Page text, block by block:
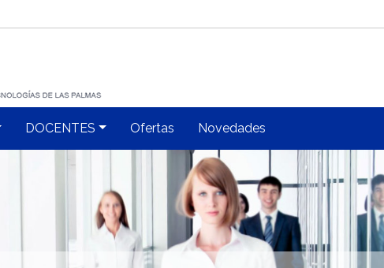
DOCENTES Ofertas Novedades